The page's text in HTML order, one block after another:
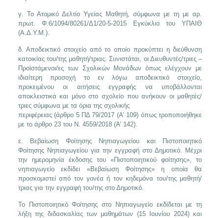
γ. Το Ατομικό Δελτίο Υγείας Μαθητή, σύμφωνα με τη με αρ.
πρωτ. Φ.6/1094/80261/Δ1/20-5-2015 Εγκύκλιο του ΥΠΑΙΘ
(Α.Δ.Υ.Μ.).
δ. Αποδεικτικό στοιχείο από το οποίο προκύπτει η διεύθυνση
κατοικίας του/της μαθητή/τριας. Συνιστάται, οι Διευθυντές/τριες –
Προϊστάμενοι/ες των Σχολικών Μονάδων όπως ελέγχουν με
ιδιαίτερη προσοχή το εν λόγω αποδεικτικό στοιχείο,
προκειμένου οι αιτήσεις εγγραφής να υποβάλλονται
αποκλειστικά και μόνο στο σχολείο που ανήκουν οι μαθητές/
τριες σύμφωνα με τα όρια της σχολικής
περιφέρειας (άρθρο 5 ΠΔ 79/2017 (Α’ 109) όπως τροποποιήθηκε
με το άρθρο 23 του Ν. 4559/2018 (Α’ 142).
ε. Βεβαίωση Φοίτησης Νηπιαγωγείου και Πιστοποιητικό
Φοίτησης Νηπιαγωγείου για την εγγραφή στο Δημοτικό. Μέχρι
την ημερομηνία έκδοσης του «Πιστοποιητικού φοίτησης», το
νηπιαγωγείο εκδίδει «Βεβαίωση Φοίτησης» η οποία θα
προσκομιστεί από τον γονέα ή τον κηδεμόνα του/της μαθητή/
τριας για την εγγραφή του/της στο Δημοτικό.
Το Πιστοποιητικό Φοίτησης στο Nηπιαγωγείο εκδίδεται με τη
λήξη της διδασκαλίας των μαθημάτων (15 Ιουνίου 2024) και